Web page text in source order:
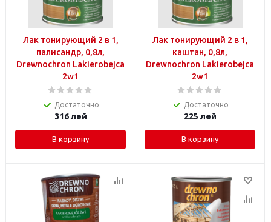
Лак тонирующий 2 в 1,
палисандр, 0,8л,
Drewnochron Lakierobejca
2w1
Достаточно
316лей
В корзину
Лак тонирующий 2 в 1,
каштан, 0,8л,
Drewnochron Lakierobejca
2w1
Достаточно
225 лей
В корзину